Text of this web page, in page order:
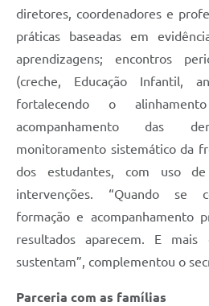
diretores, coordenadores e
práticas baseadas em
aprendizagens; encontros
(creche, Educação Infantil,
fortalecendo o
acompanhamento das
monitoramento sistemático da
dos estudantes, com uso
intervenções. “Quando se
formação e acompanhamento
resultados aparecem. E
sustentam”, complementou o
Parceria com as famílias